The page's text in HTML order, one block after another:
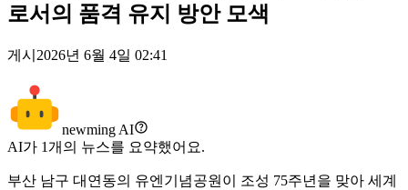
로서의 품격 유지 방안 모색
게시 2026년 6월 4일 02:41
newming AI
AI가 1개의 뉴스를 요약했어요.
부산 남구 대연동의 유엔기념공원이 조성 75주년을 맞아 세계